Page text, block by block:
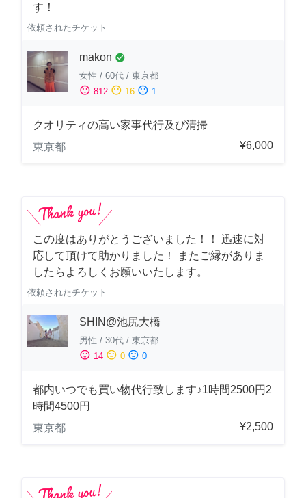
す！
依頼されたチケット
makon check_circle
女性 / 60代 / 東京都
sentiment_satisfied 812 sentiment_neutral 16 sentiment_dissatisfied 1
クオリティの高い家事代行及び清掃
東京都
¥6,000
この度はありがとうございました！！ 迅速に対
応して頂けて助かりました！ またご縁がありま
したらよろしくお願いいたします。
依頼されたチケット
SHIN@池尻大橋
男性 / 30代 / 東京都
sentiment_satisfied 14 sentiment_neutral 0 sentiment_dissatisfied 0
都内いつでも買い物代行致します♪1時間2500円2
時間4500円
東京都
¥2,500